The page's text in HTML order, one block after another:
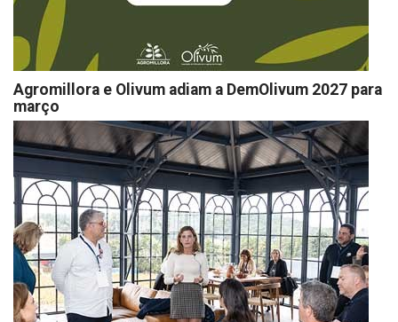
Agromillora e Olivum adiam a DemOlivum 2027 para
março